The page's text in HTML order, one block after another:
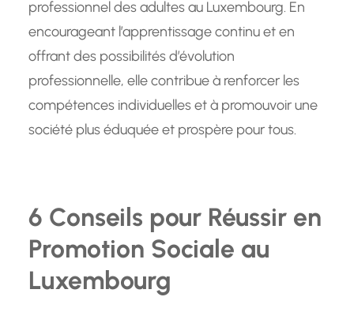
professionnel des adultes au Luxembourg. En
encourageant l’apprentissage continu et en
offrant des possibilités d’évolution
professionnelle, elle contribue à renforcer les
compétences individuelles et à promouvoir une
société plus éduquée et prospère pour tous.
6 Conseils pour Réussir en
Promotion Sociale au
Luxembourg